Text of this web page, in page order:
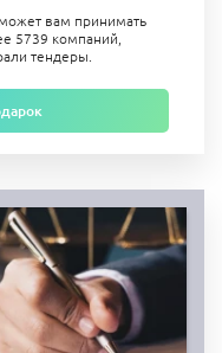
вам принимать
5739 компаний,
тендеры.